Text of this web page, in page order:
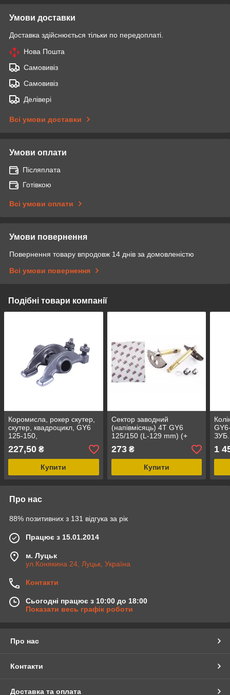
Умови доставки
Доставка здійснюється тільки по передоплаті.
Нова Пошта
Самовивіз
Самовивіз
Делівері
Всі умови доставки
Умови оплати
Післяплата
Готівкою
Всі умови оплати
Умови повернення
Повернення товару впродовж 14 днів за домовленістю
Всі умови повернення
Подібні товари компанії
Коромисла, рокер скутер,
скутер, квадроцикл, GY6
125-150,
152QMI,157QMJ,161QMK,
227,50 ₴
Купити
Сектор заводний
(напівмісяць) 4T GY6
125/150 (L-129 mm) (+
втулки)
273₴
Купити
1
Про нас
88% позитивних з 131 відгука за рік
Працює з 15.01.2014
м. Луцьк
ул.Конякина 24, Луцьк, Україна
Контакти
Сьогодні працює з 10:00 до 18:00
Показати весь графік роботи
Про нас
Контакти
Доставка та оплата